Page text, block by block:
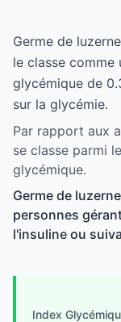
Germe de
le classe comme
glycémique de
sur la glycémie.
Par rapport aux
se classe parmi
glycémique.
Germe de
personnes
l'insuline ou
Index